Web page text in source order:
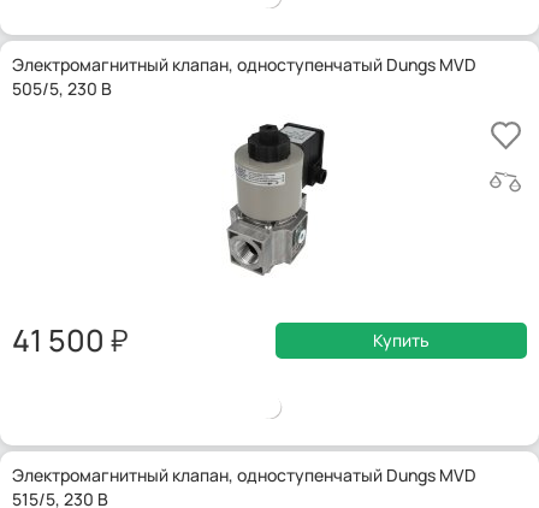
Электромагнитный клапан, одноступенчатый Dungs MVD
505/5, 230 В
41 500 Купить
Электромагнитный клапан, одноступенчатый Dungs MVD
515/5, 230 В